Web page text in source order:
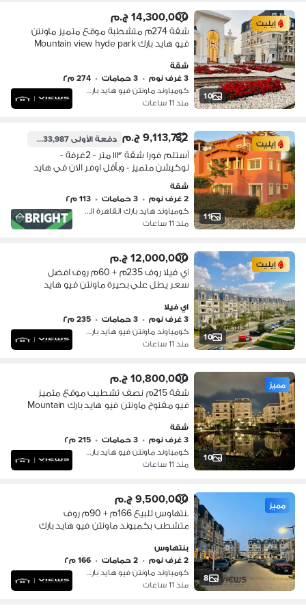
10
إيليت 14,300,000 ج.م
شقة 274م متشطبة موقع متميز ماونتن
فيو هايد بارك Mountain view hyde park
شقة
3 غرف نوم
• 3 حمامات • 274 م٢
كومباوند ماونتن فيو هايد بارك، التج…
منذ 11 ساعات
11
إيليت 9,113,732 ج.م دفعة الأولى6,333,987 ج.م
أستلم فورا شقة ١١٣ متر - 2غرفة -
لوكيشن متميز - وبأقل اوفر الان في هايد
cairo
شقة
2 غرف نوم
• 3 حمامات • 113 م٢
كومباوند هايد بارك القاهرة الجديدة،…
منذ 11 ساعات
10
إيليت 12,000,000 ج.م
اي فيلا روف 235م + 60م روف افضل
سعر يطل علي بحيرة ماونتن فيو هايد
اي فيلا
3 غرف نوم
• 3 حمامات • 235 م٢
كومباوند ماونتن فيو هايد بارك، التج…
منذ 11 ساعات
10
مميز 10,800,000 ج.م
شقة 215م نصف تشطيب موقع متميز
فيو مفتوح ماونتن فيو هايد بارك Mountain
شقة
3 غرف نوم
• 3 حمامات • 215 م٢
كومباوند ماونتن فيو هايد بارك، التج…
منذ 11 ساعات
8
مميز 9,500,000 ج.م
بنتهاوس للبيع 166م + 90م روف
متشطب بكمبوند ماونتن فيو هايد بارك
بنتهاوس
2 غرف نوم
• 2 حمامات • 166 م٢
كومباوند ماونتن فيو هايد بارك، التج…
منذ 11 ساعات